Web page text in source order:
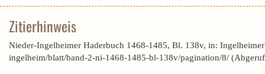
Zitierhinweis
Nieder-Ingelheimer Haderbuch 1468-1485, Bl. 138v, in:
ingelheim/blatt/band-2-ni-1468-1485-bl-138v/pagination/8/